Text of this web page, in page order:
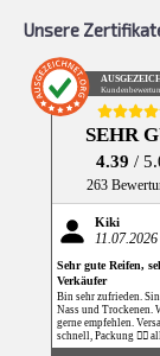
Unsere
SEHR
4.39 /
263
Kiki
11.07.2026
Sehr gute Reifen,
Verkäufer
Bin sehr zufrieden.
Nass und Trockenen.
gerne empfehlen.
schnell, Packung 👌🏻